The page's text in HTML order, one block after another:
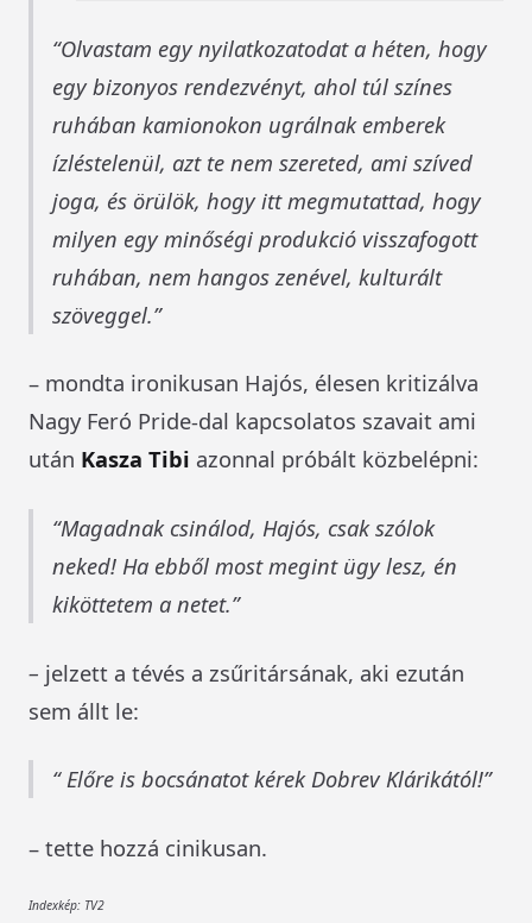
Olvastam egy nyilatkozatodat a héten, hogy
egy bizonyos rendezvényt, ahol túl színes
ruhában kamionokon ugrálnak emberek
ízléstelenül, azt te nem szereted, ami szíved
joga, és örülök, hogy itt megmutattad, hogy
milyen egy minőségi produkció visszafogott
ruhában, nem hangos zenével, kulturált
szöveggel.
– mondta ironikusan Hajós, élesen kritizálva
Nagy Feró Pride-dal kapcsolatos szavait ami
után Kasza Tibi azonnal próbált közbelépni:
Magadnak csinálod, Hajós, csak szólok
neked! Ha ebből most megint ügy lesz, én
kiköttetem a netet.
– jelzett a tévés a zsűritársának, aki ezután
sem állt le:
Előre is bocsánatot kérek Dobrev Klárikától!
– tette hozzá cinikusan.
Indexkép: TV2